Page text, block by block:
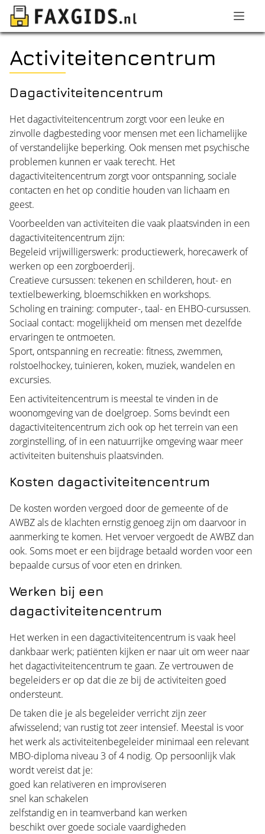
Activiteitencentrum
Dagactiviteitencentrum
Het dagactiviteitencentrum zorgt voor een leuke en
zinvolle dagbesteding voor mensen met een lichamelijke
of verstandelijke beperking. Ook mensen met psychische
problemen kunnen er vaak terecht. Het
dagactiviteitencentrum zorgt voor ontspanning, sociale
contacten en het op conditie houden van lichaam en
geest.
Voorbeelden van activiteiten die vaak plaatsvinden in een
dagactiviteitencentrum zijn:
Begeleid vrijwilligerswerk: productiewerk, horecawerk of
werken op een zorgboerderij.
Creatieve cursussen: tekenen en schilderen, hout- en
textielbewerking, bloemschikken en workshops.
Scholing en training: computer-, taal- en EHBO-cursussen.
Sociaal contact: mogelijkheid om mensen met dezelfde
ervaringen te ontmoeten.
Sport, ontspanning en recreatie: fitness, zwemmen,
rolstoelhockey, tuinieren, koken, muziek, wandelen en
excursies.
Een activiteitencentrum is meestal te vinden in de
woonomgeving van de doelgroep. Soms bevindt een
dagactiviteitencentrum zich ook op het terrein van een
zorginstelling, of in een natuurrijke omgeving waar meer
activiteiten buitenshuis plaatsvinden.
Kosten dagactiviteitencentrum
De kosten worden vergoed door de gemeente of de
AWBZals de klachten ernstig genoeg zijn om daarvoor in
aanmerking te komen. Het vervoer vergoedt de AWBZ dan
ook. Soms moet er een bijdrage betaald worden voor een
bepaalde cursus of voor eten en drinken.
Werken bij een
dagactiviteitencentrum
Het werken in een dagactiviteitencentrum is vaak heel
dankbaar werk; patiënten kijken er naar uit om weer naar
het dagactiviteitencentrum te gaan. Ze vertrouwen de
begeleiders er op dat die ze bij de activiteiten goed
ondersteunt.
De taken die je als begeleider verricht zijn zeer
afwisselend; van rustig tot zeer intensief. Meestal is voor
het werk als activiteitenbegeleider minimaal een relevant
MBO-diploma niveau 3 of 4 nodig. Op persoonlijk vlak
wordt vereist dat je:
goed kan relativeren en improviseren
snel kan schakelen
zelfstandig en in teamverband kan werken
beschikt over goede sociale vaardigheden